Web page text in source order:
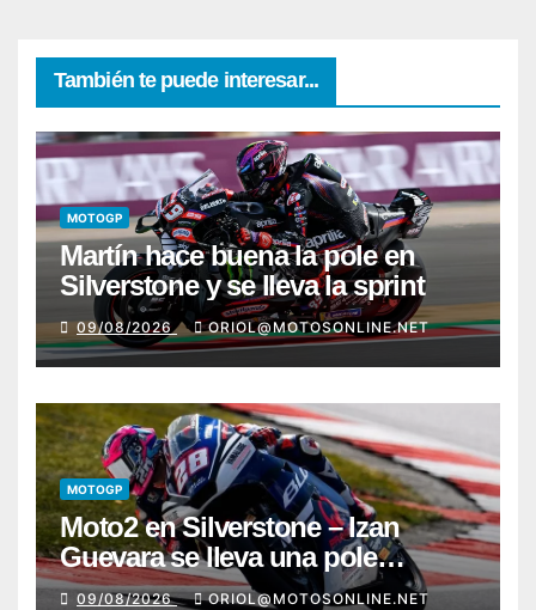
También te puede interesar...
MOTOGP
Martín hace buena la pole en
Silverstone y se lleva la sprint
09/08/2026 ORIOL@MOTOSONLINE.NET
MOTOGP
Moto2 en Silverstone – Izan
Guevara se lleva una pole
incontestable; González, 4º
09/08/2026 ORIOL@MOTOSONLINE.NET